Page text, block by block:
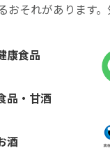
それがあります。
康食品
品・甘酒
酒